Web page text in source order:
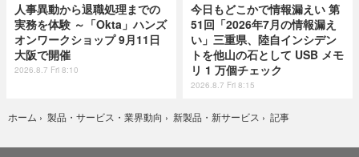
人事異動から退職処理までの
実務を体験 ～「Okta」ハンズ
オンワークショップ 9月11日
大阪で開催
2026.8.7 Fri 8:10
今日もどこかで情報漏えい 第
51回「2026年7月の情報漏え
い」三重県、陸自インシデン
トを他山の石として USB メモ
リ 1 万個チェック
2026.8.7 Fri 8:15
ホーム › 製品・サービス・業界動向 › 新製品・新サービス › 記事